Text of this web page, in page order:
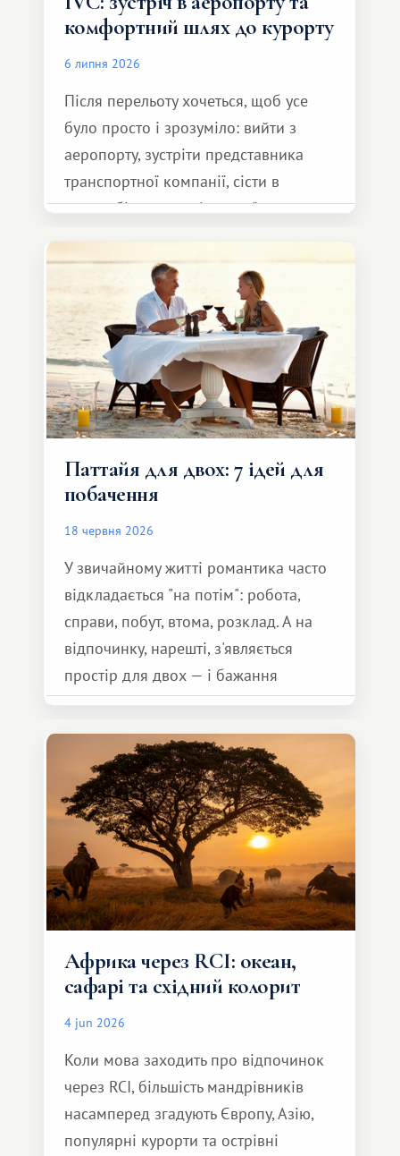
комфортний шлях до курорту
6 липня 2026
Після перельоту хочеться, щоб усе
було просто і зрозуміло: вийти з
аеропорту, зустріти представника
транспортної компанії, сісти в
автомобіль та спокійно доїхати до
Паттайя для двох: 7 ідей для
побачення
18 червня 2026
У звичайному житті романтика часто
відкладається "на потім": робота,
справи, побут, втома, розклад. А на
відпочинку, нарешті, з'являється
простір для двох — і бажання
зробити для близької людини щось
особливе. Не обов'язково масштабне,
але тепле і незабутнє :)
Африка через RCI: океан,
сафарі та східний колорит
4 jun 2026
Коли мова заходить про відпочинок
через RCI, більшість мандрівників
насамперед згадують Європу, Азію,
популярні курорти та острівні